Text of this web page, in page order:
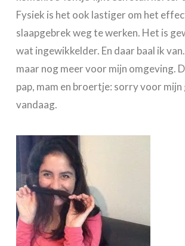
Fysiek is het ook lastiger om het
slaapgebrek weg te werken. Het is
wat ingewikkelder. En daar baal ik
maar nog meer voor mijn omgeving.
pap, mam en broertje: sorry voor mijn
vandaag.